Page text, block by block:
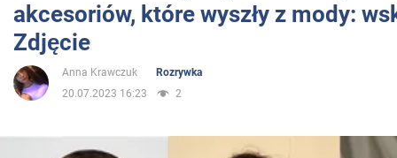
Rozrywka
Życie
Polityka
akcesoriów, które wyszły z mody:
Zdjęcie
Anna Krawczuk
Rozrywka
20.07.2023 16:23
2